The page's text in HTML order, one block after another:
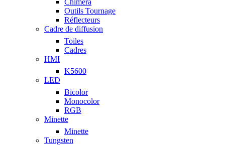
Chimera
Outils Tournage
Réflecteurs
Cadre de diffusion
Toiles
Cadres
HMI
K5600
LED
Bicolor
Monocolor
RGB
Minette
Minette
Tungsten